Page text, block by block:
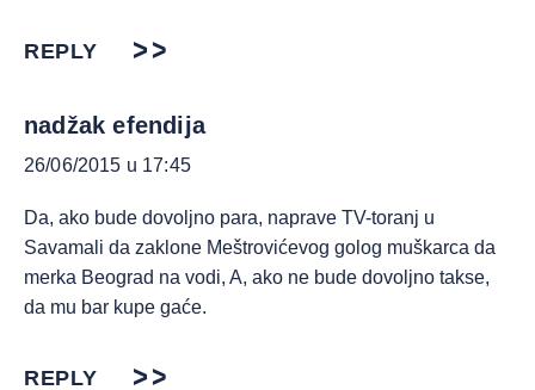
REPLY
nadžak efendija
26/06/2015 u 17:45
Da, ako bude dovoljno para, naprave TV-toranj u
Savamali da zaklone Meštrovićevog golog muškarca da
merka Beograd na vodi, A, ako ne bude dovoljno takse,
da mu bar kupe gaće.
REPLY